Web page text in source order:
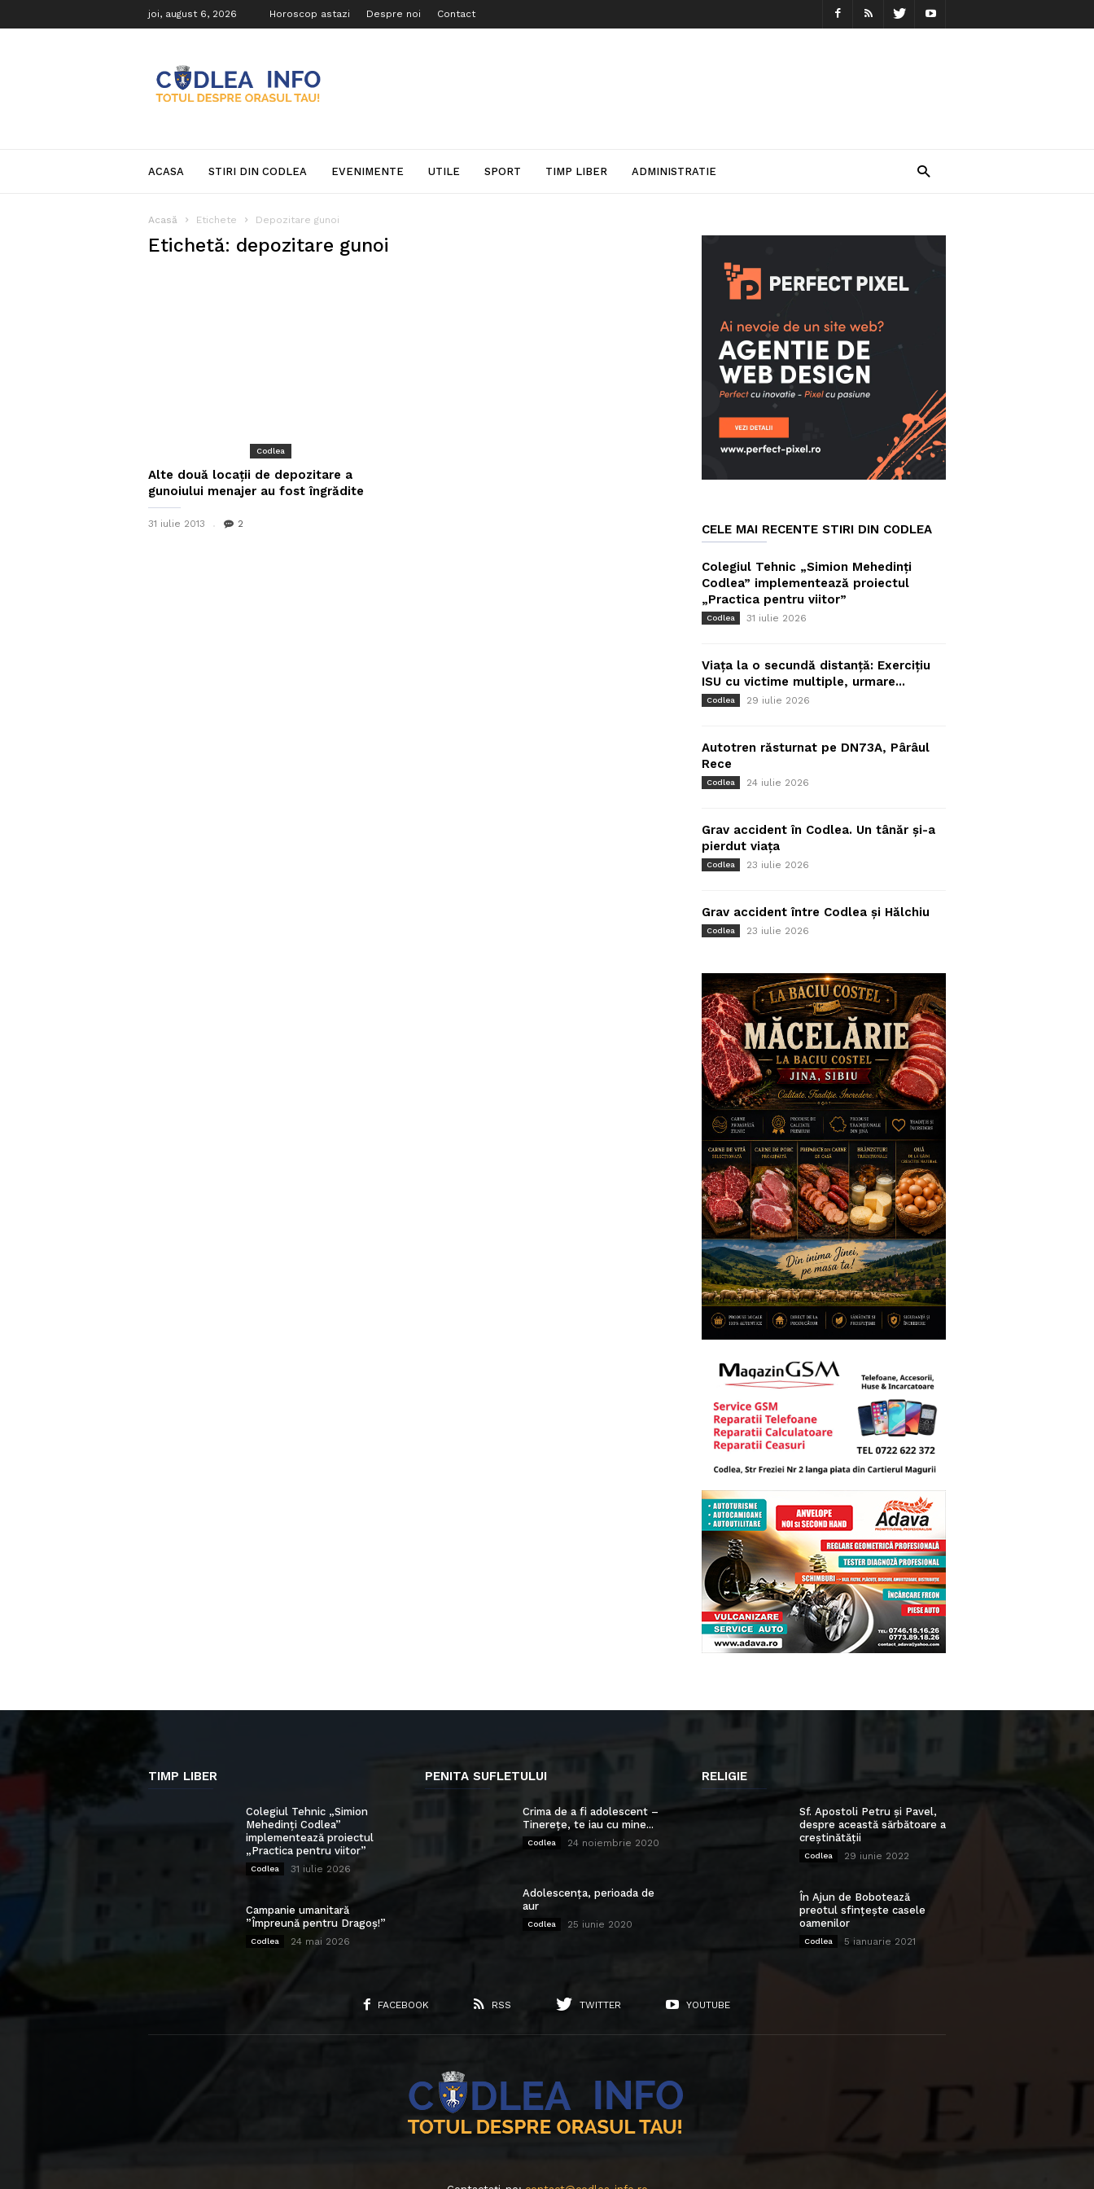
joi, august 6, 2026 Horoscop astazi Despre noi Contact
Info
ACASA STIRI DIN CODLEA EVENIMENTE UTILE SPORT TIMP LIBER ADMINISTRATIE
Acasă Etichete Depozitare gunoi
Etichetă: depozitare gunoi
Codlea
Alte două locații de depozitare a
gunoiului menajer au fost îngrădite
31 iulie 2013 2 CELE MAI RECENTE STIRI DIN CODLEA
Colegiul Tehnic „Simion Mehedinți
Codlea” implementează proiectul
„Practica pentru viitor”
Codlea 31 iulie 2026
Viața la o secundă distanță: Exercițiu
ISU cu victime multiple, urmare...
Codlea 29 iulie 2026
Autotren răsturnat pe DN73A, Pârâul
Rece
Codlea 24 iulie 2026
Grav accident în Codlea. Un tânăr și-a
pierdut viața
Codlea 23 iulie 2026
Grav accident între Codlea și Hălchiu
Codlea 23 iulie 2026
TIMP LIBER
Colegiul Tehnic „Simion
Mehedinți Codlea”
implementează proiectul
„Practica pentru viitor”
Codlea 31 iulie 2026
Campanie umanitară
”Împreună pentru Dragoș!”
Codlea 24 mai 2026
PENITA SUFLETULUI
Crima de a fi adolescent –
Tinerețe, te iau cu mine...
Codlea 24 noiembrie 2020
Adolescența, perioada de
aur
Codlea 25 iunie 2020
RELIGIE
Sf. Apostoli Petru și Pavel,
despre această sărbătoare a
creștinătății
Codlea 29 iunie 2022
În Ajun de Bobotează
preotul sfințește casele
oamenilor
Codlea 5 ianuarie 2021
FACEBOOK RSS TWITTER YOUTUBE